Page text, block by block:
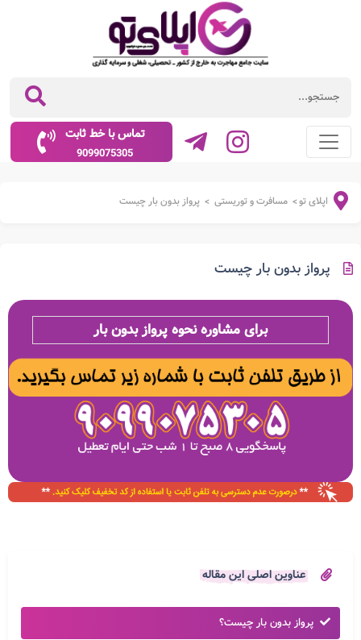
تماس با خط ثابت
9099075305
اپلای تو> مسافرت و توریستی > پرواز بدون بار چیست
پرواز بدون بار چیست
برای مشاوره نحوه پرواز بدون بار
عناوین اصلی این مقاله
پرواز بدون بار چیست؟